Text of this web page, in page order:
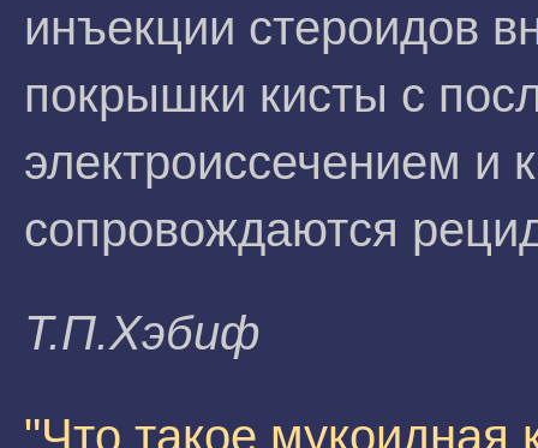
инъекции стероидов
покрышки кисты с
электроиссечением и
сопровождаются
Т.П.Xэбиф
"Что такое мукоидная